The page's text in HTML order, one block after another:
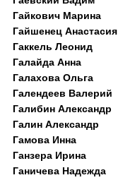
Гайкович Марина
Гайшенец Анастасия
Гаккель Леонид
Галайда Анна
Галахова Ольга
Галендеев Валерий
Галибин Александр
Галин Александр
Гамова Инна
Ганзера Ирина
Ганичева Надежда